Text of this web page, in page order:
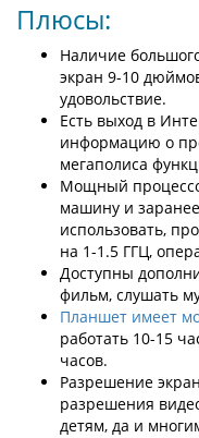
Плюсы:
Наличие
экран 9-10
удовольствие.
Есть выход в
информацию о
мегаполиса
Мощный
машину и заранее
использовать,
на 1-1.5 ГГЦ,
Доступны
фильм, слушать
Планшет имеет
работать 10-15
часов.
Разрешение
разрешения
детям, да и